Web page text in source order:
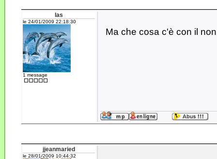
las
le 24/01/2009 22:18:30
1 message
Ma che cosa c'è con il
jjeanmaried
le 28/01/2009 10:44:32